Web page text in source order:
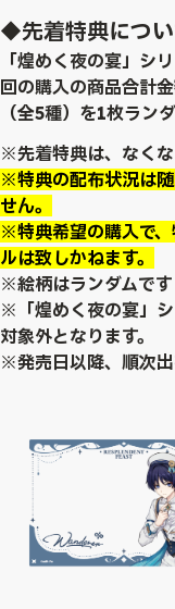
◆先着特典につ
「煌めく夜の宴」シ
回の購入の商品合計
（全5種）を1枚ラン
※先着特典は、なくな
※特典の配布状況は
せん。
※特典希望の購入で
ルは致しかねます。
※絵柄はランダムです
※「煌めく夜の宴」
対象外となります。
※発売日以降、順次出